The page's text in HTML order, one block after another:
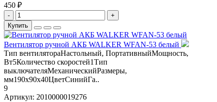
450 ₽
-
+
Купить
Вентилятор ручной АКБ WALKER WFAN-53 белый
Тип вентилятораНастольный, ПортативныйМощность,
Вт5Количество скоростей1Тип
выключателяМеханическийРазмеры,
мм190х90х40ЦветСинийГа..
9
Артикул: 2010000019276